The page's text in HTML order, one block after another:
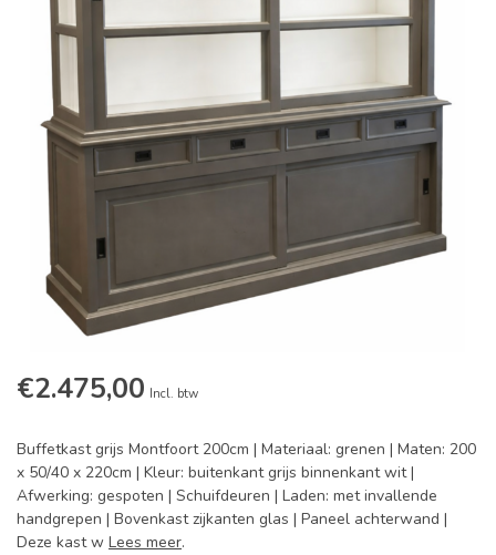
€2.475,00 Incl. btw
Buffetkast grijs Montfoort 200cm | Materiaal: grenen | Maten: 200
x 50/40 x 220cm | Kleur: buitenkant grijs binnenkant wit |
Afwerking: gespoten | Schuifdeuren | Laden: met invallende
handgrepen | Bovenkast zijkanten glas | Paneel achterwand |
Deze kast w Lees meer.